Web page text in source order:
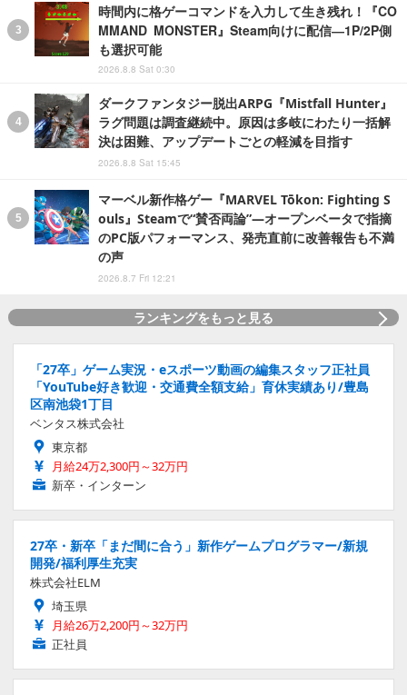
時間内に格ゲーコマンドを入力して生き残れ！『CO
MMAND MONSTER』Steam向けに配信―1P/2P側
も選択可能
2026.8.8 Sat 0:30
ダークファンタジー脱出ARPG『Mistfall Hunter』
ラグ問題は調査継続中。原因は多岐にわたり一括解
決は困難、アップデートごとの軽減を目指す
2026.8.8 Sat 15:45
マーベル新作格ゲー『MARVEL Tōkon: Fighting S
ouls』Steamで“賛否両論”―オープンベータで指摘
のPC版パフォーマンス、発売直前に改善報告も不満
の声
2026.8.7 Fri 12:21
ランキングをもっと見る
「27卒」ゲーム実況・eスポーツ動画の編集スタッフ正社員
「YouTube好き歓迎・交通費全額支給」育休実績あり/豊島
区南池袋1丁目
ベンタス株式会社
東京都
月給24万2,300円～32万円
新卒・インターン
27卒・新卒「まだ間に合う」新作ゲームプログラマー/新規
開発/福利厚生充実
株式会社ELM
埼玉県
月給26万2,200円～32万円
正社員